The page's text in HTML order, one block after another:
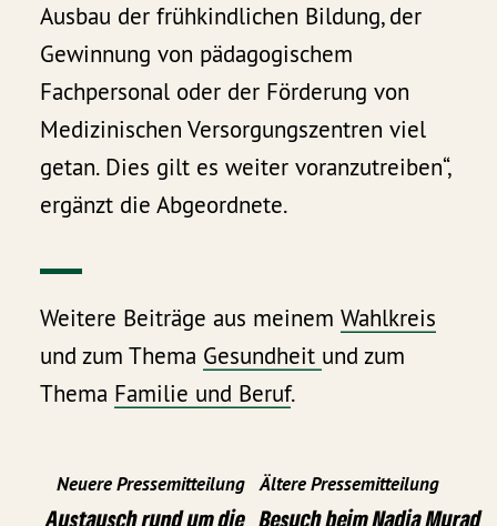
Ausbau der frühkindlichen Bildung, der
Gewinnung von pädagogischem
Fachpersonal oder der Förderung von
Medizinischen Versorgungszentren viel
getan. Dies gilt es weiter voranzutreiben“,
ergänzt die Abgeordnete.
Weitere Beiträge aus meinemWahlkreis
und zum Thema Gesundheit und zum
Thema Familie und Beruf.
Neuere Pressemitteilung
Austausch rund um die
Ältere Pressemitteilung
Besuch beim Nadia Murad